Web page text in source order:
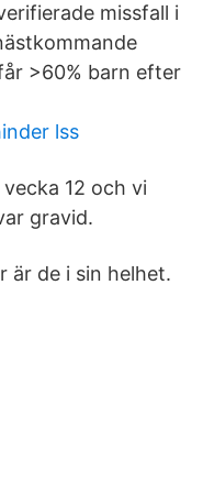
missfall i
>60% barn efter
lss
12 och vi
gravid.
är de i sin helhet.